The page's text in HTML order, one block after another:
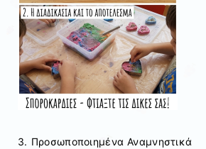
3. Προσωποποιημένα Αναμνηστικά